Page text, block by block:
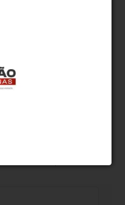
oficialmente, vai
e incitação do